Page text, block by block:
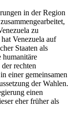
in der Region
zu
Venezuela auf
Staaten als
humanitäre
rechten
einer gemeinsamen
der Wahlen.
einen
eher früher als